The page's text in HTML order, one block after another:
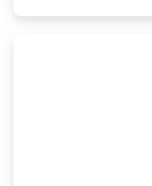
Buruh